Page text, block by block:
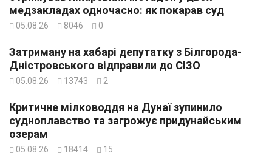
медзакладах одночасно: як покарав суд
05.08.26 8046 0
Затриману на хабарі депутатку з Білгорода-
Дністровського відправили до СІЗО
05.08.26 13743 2
Критичне мілководдя на Дунаї зупинило
судноплавство та загрожує придунайським
озерам
05.08.26 18414 15